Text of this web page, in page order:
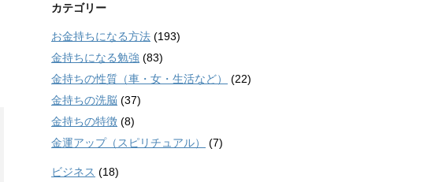
カテゴリー
お金持ちになる方法 (193)
金持ちになる勉強 (83)
金持ちの性質（車・女・生活など）
(22)
金持ちの洗脳 (37)
金持ちの特徴 (8)
金運アップ（スピリチュアル）
(7)
ビジネス (18)